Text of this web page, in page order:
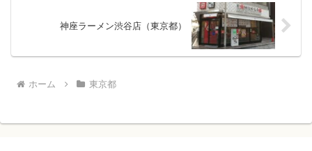
神座ラーメン渋谷店（東京都）
ホーム 東京都